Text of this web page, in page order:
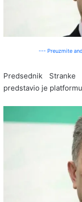
--- Preuzmite
Predsednik Stranke
predstavio je